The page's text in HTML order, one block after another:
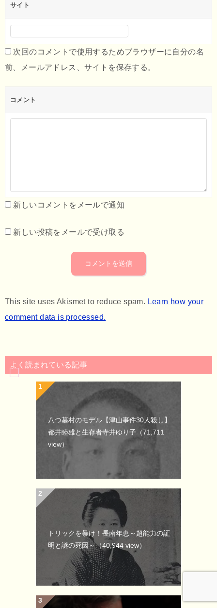
サイト
次回のコメントで使用するためブラウザーに自分の名
前、メールアドレス、サイトを保存する。
コメント
新しいコメントをメールで通知
新しい投稿をメールで受け取る
This site uses Akismet to reduce spam. Learn how your
comment data is processed.
よく読まれている記事
八つ墓村のモデル【津山事件30人殺し】
都井睦雄と生存者寺井ゆり子 （71,711
view）
トリックを暴け！長南年恵～超能力の証
明と謎の死因～（40,944 view）